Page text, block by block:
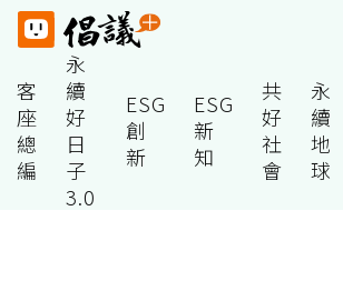
客
座
總
編
永
續
好
日
子
3.0
ESG
創
新
ESG
新
知
共
好
社
會
永
續
地
球